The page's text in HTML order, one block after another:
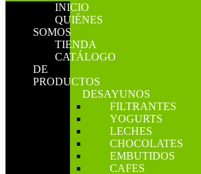
INICIO
QUIÉNES
SOMOS
TIENDA
CATÁLOGO
DE
PRODUCTOS
DESAYUNOS
FILTRANTES
YOGURTS
LECHES
CHOCOLATES
EMBUTIDOS
CAFES